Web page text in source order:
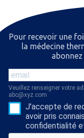
Pour recevoir une
la médecine
Veuillez renseigner votre
abc@xyz.com
J'accepte de
avoir pris
confidentialité